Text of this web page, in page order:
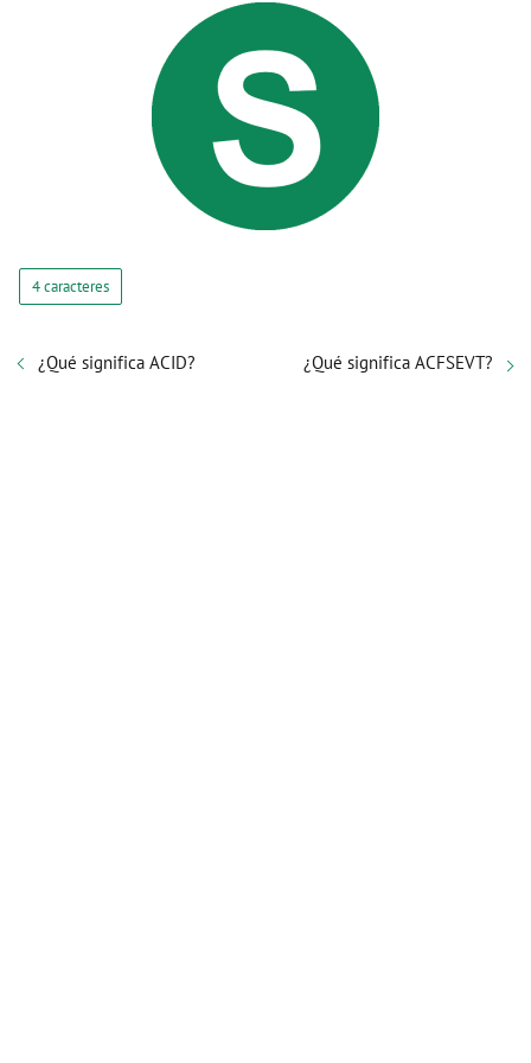
4 caracteres
¿Qué significa ACID? ¿Qué significa ACFSEVT?